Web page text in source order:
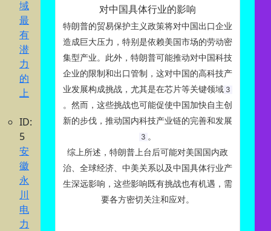
域
最
有
潜
力
的
上
ID:
5
安
徽
永
川
电
力
对中国具体行业的影响
特朗普的贸易保护主义政策将对中国出口企业
造成巨大压力，特别是依赖美国市场的劳动密
集型产业。此外，特朗普可能推动对中国科技
企业的限制和出口管制，这对中国的高科技产
业发展构成挑战，尤其是在芯片等关键领域‌ 3
。然而，这些挑战也可能促使中国加快自主创
新的步伐，推动国内科技产业链的完善和发展‌
3 。
综上所述，特朗普上台后可能对美国国内政
治、全球经济、中美关系以及中国具体行业产
生深远影响，这些影响既有挑战也有机遇，需
要各方密切关注和应对。